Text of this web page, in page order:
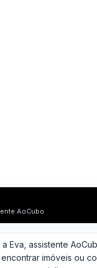
AoCubo
a Eva, assistente
imóveis ou